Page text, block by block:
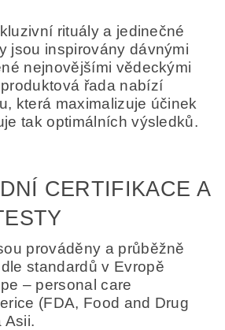
rituály a jedinečné
jsou inspirovány dávnými
nejnovějšími vědeckými
řada nabízí
která maximalizuje účinek
tak optimálních výsledků.
CERTIFIKACE A
prováděny a průběžně
standardů v Evropě
– personal care
(FDA, Food and Drug
Asii.